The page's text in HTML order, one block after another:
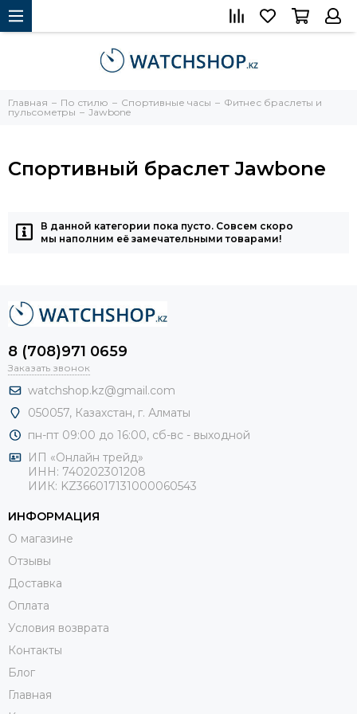
Главная По стилю Спортивные часы
Фитнес браслеты и
пульсометры
Jawbone
Спортивный браслет Jawbone
В данной категории пока пусто. Совсем скоро
мы наполним её замечательными товарами!
8 (708)971 0659
Заказать звонок
watchshop.kz@gmail.com
050057, Казахстан, г. Алматы
пн-пт 09:00 до 16:00, сб-вс - выходной
ИП «Онлайн трейд»
ИНН: 740202301208
ИИК: KZ366017131000060543
ИНФОРМАЦИЯ
О магазине
Отзывы
Доставка
Оплата
Условия возврата
Контакты
Блог
Главная